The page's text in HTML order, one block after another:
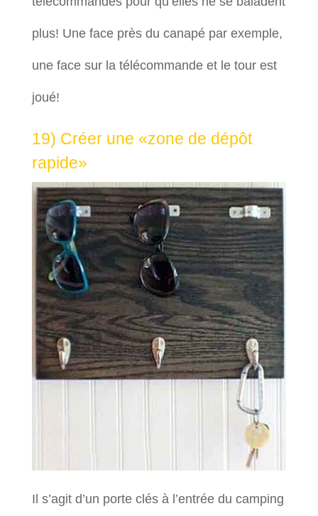
plus! Une face près du canapé par exemple,
une face sur la télécommande et le tour est
joué!
19) Créer une «zone de dépôt
rapide»
Il s’agit d’un porte clés à l’entrée du camping